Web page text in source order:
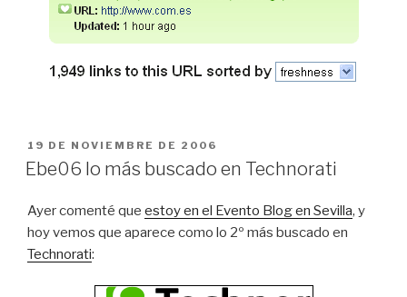
PUBLICADO
EL
19 DE NOVIEMBRE DE 2006
Ebe06 lo más buscado en Technorati
Ayer comenté que estoy en el Evento Blog en Sevilla, y
hoy vemos que aparece como lo 2º más buscado en
Technorati: